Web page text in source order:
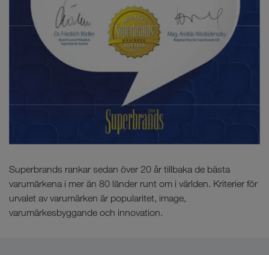
Superbrands rankar sedan över 20 år tillbaka de bästa
varumärkena i mer än 80 länder runt om i världen. Kriterier för
urvalet av varumärken är popularitet, image,
varumärkesbyggande och innovation.